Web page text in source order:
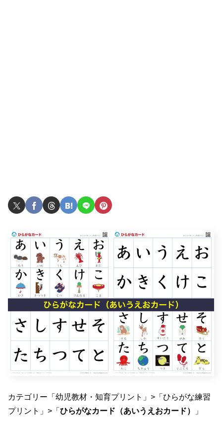
カテゴリー「幼児教材・知育プリント」>「ひらがな練習
プリント」>「 ひらがなカード（あいうえおカード） 」